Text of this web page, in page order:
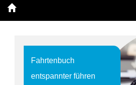
Fahrtenbuch
entspannter führen